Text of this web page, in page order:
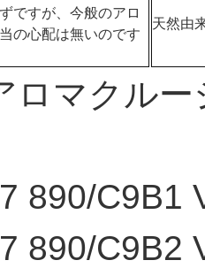
ですが、今般のアロ
の心配は無いのです
天然由
ロマクル
890/C9B1
890/C9B2